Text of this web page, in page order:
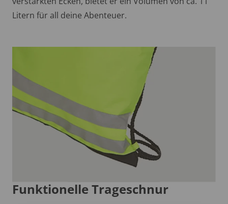
Litern für all deine Abenteuer.
Funktionelle Trageschnur